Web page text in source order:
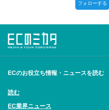
フォローする
ECのお役立ち情報・ニュースを読む
読む
EC業界ニュース